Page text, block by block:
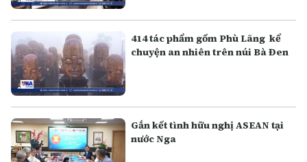
414 tác phẩm gốm Phù Lãng kể
chuyện an nhiên trên núi Bà Đen
Gắn kết tình hữu nghị ASEAN tại
nước Nga